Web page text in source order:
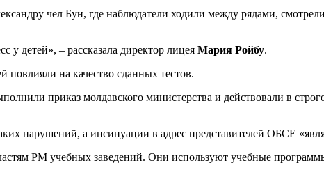
чел Бун, где наблюдатели ходили между рядами,
у детей», – рассказала директор лицея Мария Ройбу.
повлияли на качество сданных тестов.
приказ молдавского министерства и действовали в
нарушений, а инсинуации в адрес представителей ОБСЕ
РМ учебных заведений. Они используют учебные